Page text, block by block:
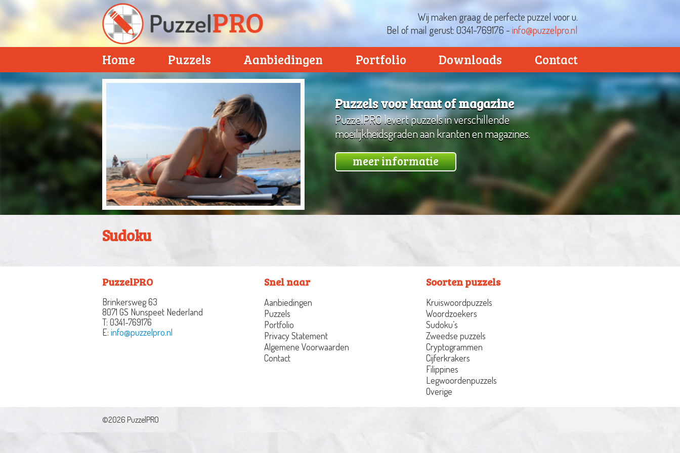
Wij maken graag de perfecte puzzel voor u.
Bel of mail gerust: 0341-769176 -info@puzzelpro.nl
Home Puzzels Aanbiedingen Portfolio Downloads Contact
Puzzels voor krant of magazine
PuzzelPRO levert puzzels in verschillende
moeilijkheidsgraden aan kranten en magazines.
meer informatie
Sudoku
PuzzelPRO
Brinkersweg 63
8071 GS Nunspeet Nederland
T: 0341-769176
E: info@puzzelpro.nl
Snel naar
Aanbiedingen
Puzzels
Portfolio
Privacy Statement
Algemene Voorwaarden
Contact
Soorten puzzels
Kruiswoordpuzzels
Woordzoekers
Sudoku’s
Zweedse puzzels
Cryptogrammen
Cijferkrakers
Filippines
Legwoordenpuzzels
Overige
©2026 PuzzelPRO